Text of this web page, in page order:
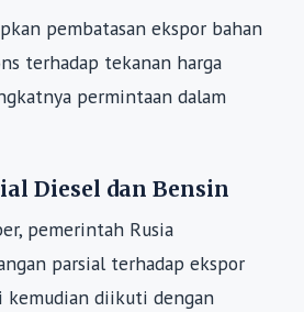
pembatasan ekspor bahan
terhadap tekanan harga
permintaan dalam
Diesel dan Bensin
pemerintah Rusia
parsial terhadap ekspor
kemudian diikuti dengan